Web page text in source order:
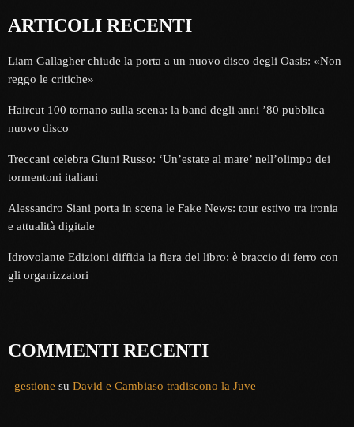
ARTICOLI RECENTI
Liam Gallagher chiude la porta a un nuovo disco degli Oasis: «Non
reggo le critiche»
Haircut 100 tornano sulla scena: la band degli anni ’80 pubblica
nuovo disco
Treccani celebra Giuni Russo: ‘Un’estate al mare’ nell’olimpo dei
tormentoni italiani
Alessandro Siani porta in scena le Fake News: tour estivo tra ironia
e attualità digitale
Idrovolante Edizioni diffida la fiera del libro: è braccio di ferro con
gli organizzatori
COMMENTI RECENTI
gestione su David e Cambiaso tradiscono la Juve